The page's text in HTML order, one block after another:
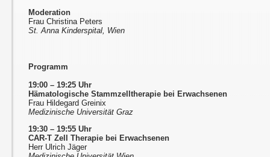
Moderation
Frau Christina Peters
St. Anna Kinderspital, Wien
Programm
19:00 – 19:25 Uhr
Hämatologische Stammzelltherapie bei Erwachsenen
Frau Hildegard Greinix
Medizinische Universität Graz
19:30 – 19:55 Uhr
CAR-T Zell Therapie bei Erwachsenen
Herr Ulrich Jäger